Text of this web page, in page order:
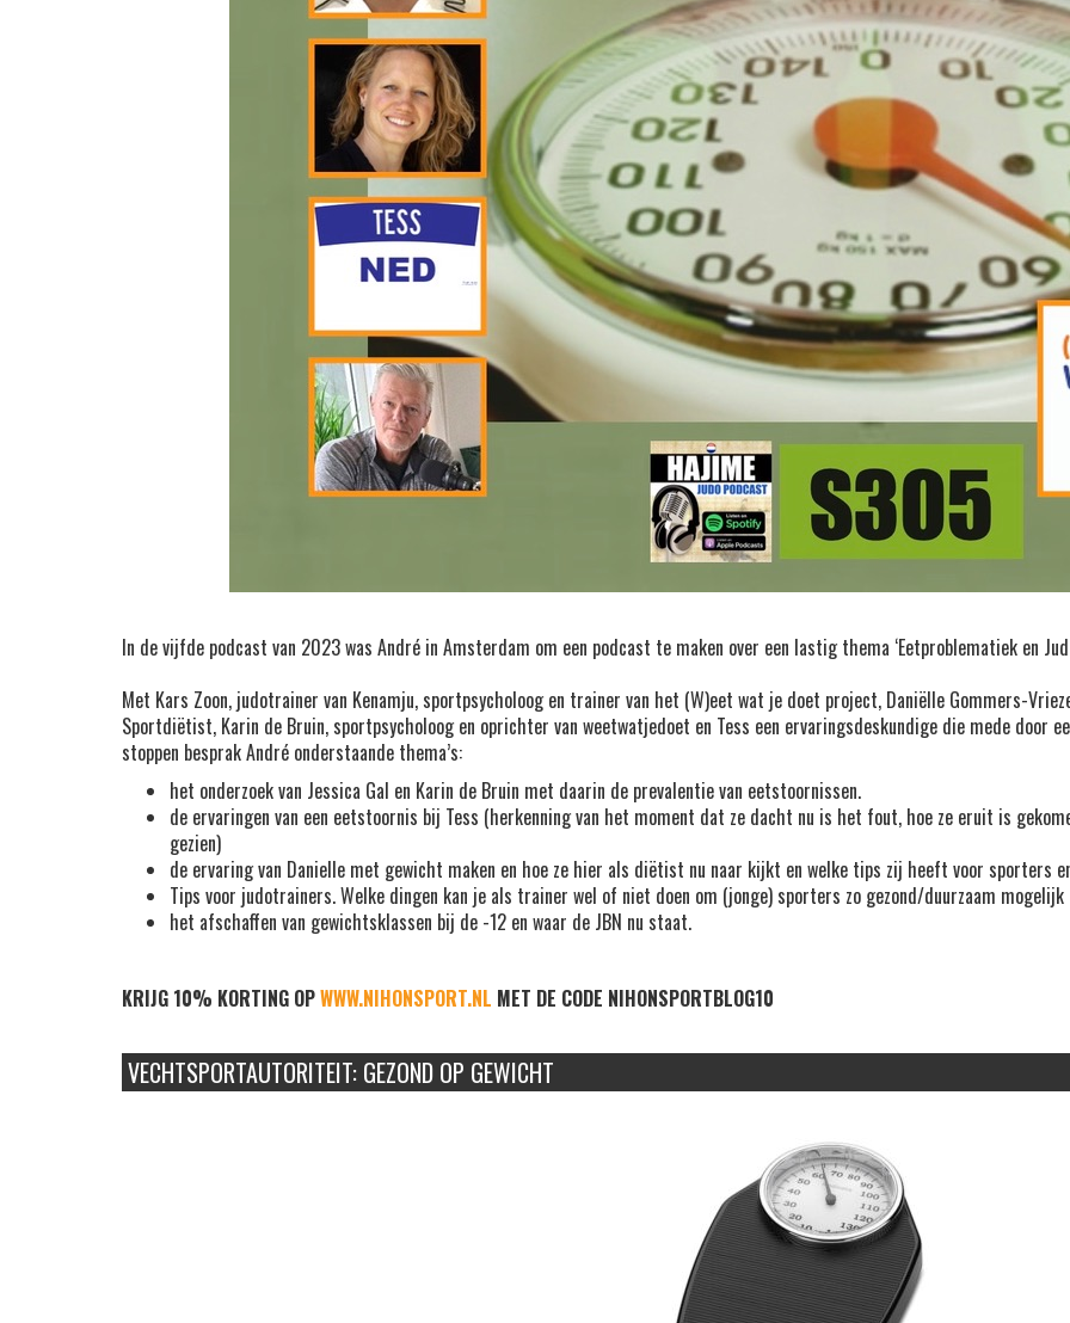
In de vijfde podcast van 2023 was André in Amsterdam om een podcast te maken over een lastig thema ‘Eetproblematiek en
Met Kars Zoon, judotrainer van Kenamju, sportpsycholoog en trainer van het (W)eet wat je doet project, Daniëlle Gommers-
Sportdiëtist, Karin de Bruin, sportpsycholoog en oprichter van weetwatjedoet en Tess een ervaringsdeskundige die mede door
stoppen besprak André onderstaande thema’s:
het onderzoek van Jessica Gal en Karin de Bruin met daarin de prevalentie van eetstoornissen.
de ervaringen van een eetstoornis bij Tess (herkenning van het moment dat ze dacht nu is het fout, hoe ze eruit is
gezien)
de ervaring van Danielle met gewicht maken en hoe ze hier als diëtist nu naar kijkt en welke tips zij heeft voor sporters
Tips voor judotrainers. Welke dingen kan je als trainer wel of niet doen om (jonge) sporters zo gezond/duurzaam
het afschaffen van gewichtsklassen bij de -12 en waar de JBN nu staat.
KRIJG 10% KORTING OPWWW.NIHONSPORT.NL MET DE CODE NIHONSPORTBLOG10
VECHTSPORTAUTORITEIT: GEZOND OP GEWICHT